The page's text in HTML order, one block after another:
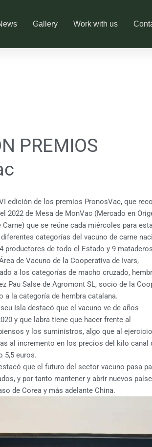
Gallery Work with us
PREMIOS
edición de los premios PronosVac, que
2022 de Mesa de MonVac (Mercado en
que se reúne cada miércoles para
categorías del vacuno de carne
productores de todo el Estado y 9
de Vacuno de la Cooperativa de Ivars,
a los categorías de macho cruzado,
Pau Salse de Agromont SL, socio de la
a la categoría de hembra catalana.
Isla destacó que el vacuno ve de años
y que labra tiene que hacer frente al
y los suministros, algo que al
al incremento en los precios del kilo canal
5,5 euros.
que el futuro del sector vacuno pasa
y por tanto mantener y abrir nuevos
de Corea y más adelante China.